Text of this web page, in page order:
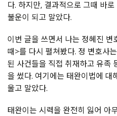
다. 하지만, 결과적으로 그때 바
불운이 되고 말았다.
이번 글을 쓰면서 나는 정혜진 변
때>를 다시 펼쳐봤다. 정 변호사
된 사건들을 직접 취재하고 유족
을 썼다. 여기에는 태완이법에
울고 말았다.
태완이는 시력을 완전히 잃어 아